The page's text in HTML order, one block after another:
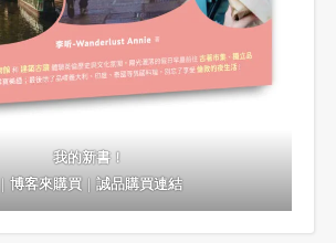
我的新書！
｜博客來購買｜誠品購買連結